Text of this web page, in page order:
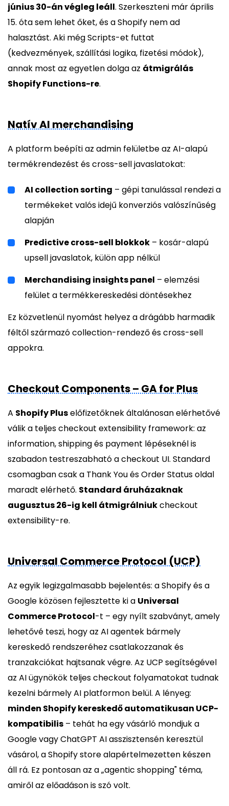
június 30-án végleg leáll. Szerkeszteni már április
15. óta sem lehet őket, és a Shopify nem ad
halasztást. Aki még Scripts-et futtat
(kedvezmények, szállítási logika, fizetési módok),
annak most az egyetlen dolga az átmigrálás
Shopify Functions-re.
Natív AI merchandising
A platform beépíti az admin felületbe az AI-alapú
termékrendezést és cross-sell javaslatokat:
AI collection sorting – gépi tanulással rendezi a
termékeket valós idejű konverziós valószínűség
alapján
Predictive cross-sell blokkok – kosár-alapú
upsell javaslatok, külön app nélkül
Merchandising insights panel – elemzési
felület a termékkereskedési döntésekhez
Ez közvetlenül nyomást helyez a drágább harmadik
féltől származó collection-rendező és cross-sell
appokra.
Checkout Components – GA for Plus
A Shopify Pluselőfizetőknek általánosan elérhetővé
válik a teljes checkout extensibility framework: az
information, shipping és payment lépéseknél is
szabadon testreszabható a checkout UI. Standard
csomagban csak a Thank You és Order Status oldal
maradt elérhető. Standard áruházaknak
augusztus 26-ig kell átmigrálniukcheckout
extensibility-re.
Universal Commerce Protocol (UCP)
Az egyik legizgalmasabb bejelentés: a Shopify és a
Google közösen fejlesztette ki a Universal
Commerce Protocol-t – egy nyílt szabványt, amely
lehetővé teszi, hogy az AI agentek bármely
kereskedő rendszeréhez csatlakozzanak és
tranzakciókat hajtsanak végre. Az UCP segítségével
az AI ügynökök teljes checkout folyamatokat tudnak
kezelni bármely AI platformon belül. A lényeg:
minden Shopify kereskedő automatikusan UCP-
kompatibilis – tehát ha egy vásárló mondjuk a
Google vagy ChatGPT AI asszisztensén keresztül
vásárol, a Shopify store alapértelmezetten készen
áll rá. Ez pontosan az a „agentic shopping" téma,
amiről az előadáson is szó volt.